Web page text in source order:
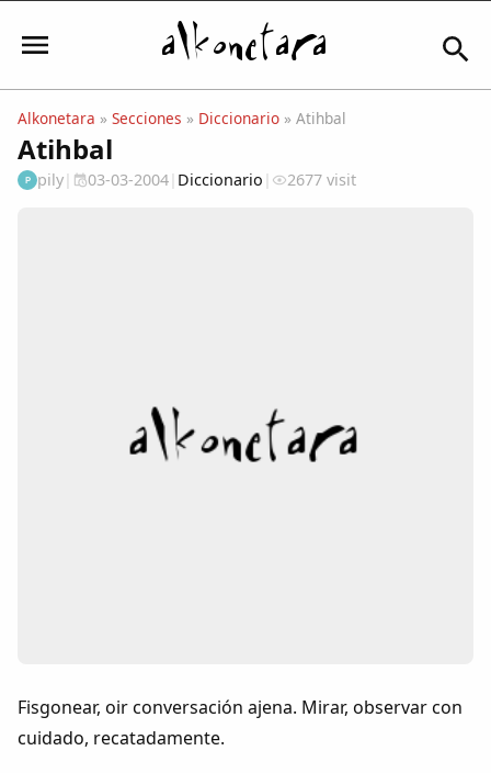
Iniciar sesión
Comunidad
Foros
Alkonetara » Secciones » Diccionario » Atihbal
Atihbal
P pily| 03-03-2004| Diccionario | 2677 visit
Fisgonear, oir conversación ajena. Mirar, observar con
cuidado, recatadamente.